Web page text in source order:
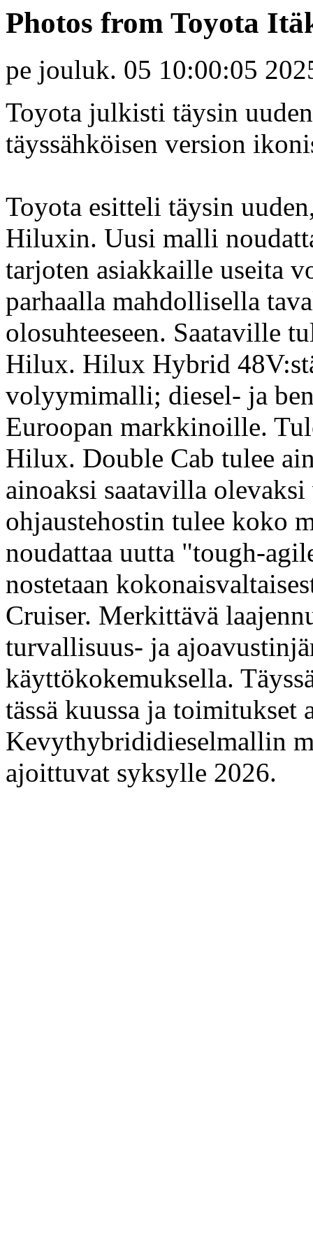
Photos from Toyota
pe jouluk. 05 10:00:05
Toyota julkisti täysin
täyssähköisen version
Toyota esitteli täysin
Hiluxin. Uusi malli
tarjoten asiakkaille useita
parhaalla mahdollisella
olosuhteeseen. Saataville
Hilux. Hilux Hybrid
volyymimalli; diesel- ja
Euroopan markkinoille.
Hilux. Double Cab tulee
ainoaksi saatavilla
ohjaustehostin tulee koko
noudattaa uutta "tough-
nostetaan
Cruiser. Merkittävä
turvallisuus- ja
käyttökokemuksella.
tässä kuussa ja toimitukset
Kevythybrididieselmallin
ajoittuvat syksylle 2026.